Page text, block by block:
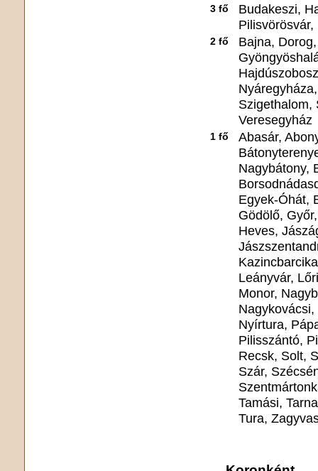
3 fő
Budakeszi,
2 fő
Bajna,
Szigethalom,
Veresegyház
1 fő
Abasár,
Nagybátony,
Egyek-Óhát,
Gödölő,
Heves,
Leányvár,
Monor,
Nyírtura,
Pilisszántó,
Recsk, Solt,
Szár,
Tamási,
Tura,